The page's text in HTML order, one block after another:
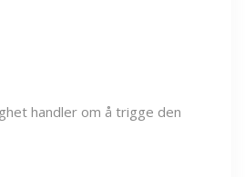
handler om å trigge den